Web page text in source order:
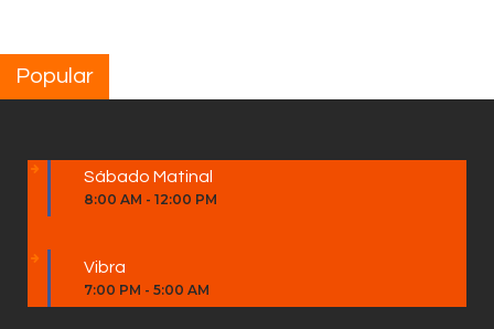
Popular
Sábado Matinal
8:00 AM - 12:00 PM
Vibra
7:00 PM - 5:00 AM